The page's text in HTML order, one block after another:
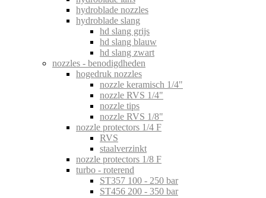
hydroblade nozzles
hydroblade slang
hd slang grijs
hd slang blauw
hd slang zwart
nozzles - benodigdheden
hogedruk nozzles
nozzle keramisch 1/4"
nozzle RVS 1/4"
nozzle tips
nozzle RVS 1/8"
nozzle protectors 1/4 F
RVS
staalverzinkt
nozzle protectors 1/8 F
turbo - roterend
ST357 100 - 250 bar
ST456 200 - 350 bar